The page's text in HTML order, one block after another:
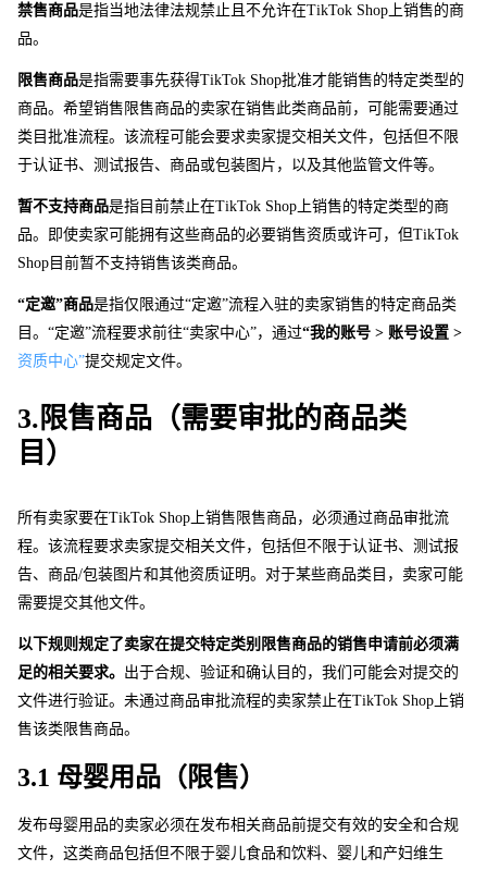
禁售商品是指当地法律法规禁止且不允许在TikTok Shop 上销售的商
品。
限售商品是指需要事先获得TikTok Shop批准才能销售的特定类型的
商品。希望销售限售商品的卖家在销售此类商品前，可能需要通过
类目批准流程。该流程可能会要求卖家提交相关文件，包括但不限
于认证书、测试报告、商品或包装图片，以及其他监管文件等。
暂不支持商品是指目前禁止在TikTok Shop 上销售的特定类型的商
品。即使卖家可能拥有这些商品的必要销售资质或许可， 但TikTok
Shop 目前暂不支持销售该类商品。
“定邀”商品是指仅限通过“定邀”流程入驻的卖家销售的特定商品类
目。“定邀”流程要求前往“卖家中心”，通过
资质中心”提交规定文件。
3.限售商品（需要审批的商品类
目）
所有卖家要在TikTok Shop 上销售限售商品，必须通过商品审批流
程。该流程要求卖家提交相关文件，包括但不限于认证书、测试报
告、商品/包装图片和其他资质证明。对于某些商品类目，卖家可能
需要提交其他文件。
以下规则规定了卖家在提交特定类别限售商品的销售申请前必须满
足的相关要求。 出于合规、验证和确认目的，我们可能会对提交的
文件进行验证。未通过商品审批流程的卖家禁止在TikTok Shop 上销
售该类限售商品。
3.1 母婴用品（限售）
发布母婴用品的卖家必须在发布相关商品前提交有效的安全和合规
文件，这类商品包括但不限于婴儿食品和饮料、婴儿和产妇维生